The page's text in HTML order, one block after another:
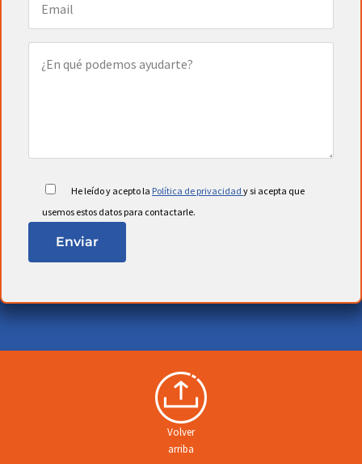
He leído y acepto la Política de privacidady si acepta que
usemos estos datos para contactarle.
Volver
arriba